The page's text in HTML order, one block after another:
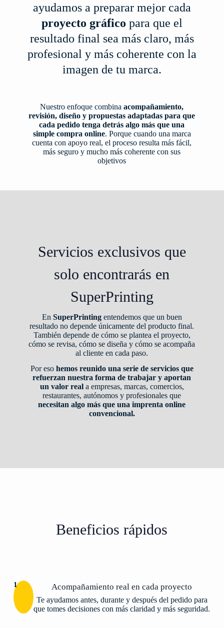
ayudamos a preparar mejor cada
proyecto gráfico para que el
resultado final sea más claro, más
profesional y más coherente con la
imagen de tu marca.
Nuestro enfoque combinaacompañamiento,
revisión, diseño y propuestas adaptadas para que
cada pedido tenga detrás algo más que una
simple compra online. Porque cuando una marca
cuenta con apoyo real, el proceso resulta más fácil,
más seguro y mucho más coherente con sus
objetivos
Servicios exclusivos que
solo encontrarás en
SuperPrinting
En SuperPrintingentendemos que un buen
resultado no depende únicamente del producto final.
También depende de cómo se plantea el proyecto,
cómo se revisa, cómo se diseña y cómo se acompaña
al cliente en cada paso.
Por eso hemos reunido una serie de servicios que
refuerzan nuestra forma de trabajar y aportan
un valor reala empresas, marcas, comercios,
restaurantes, autónomos y profesionales que
necesitan algo más que una imprenta online
convencional.
Beneficios rápidos
1 Acompañamiento real en cada proyecto
Te ayudamos antes, durante y después del pedido para
que tomes decisiones con más claridad y más seguridad.